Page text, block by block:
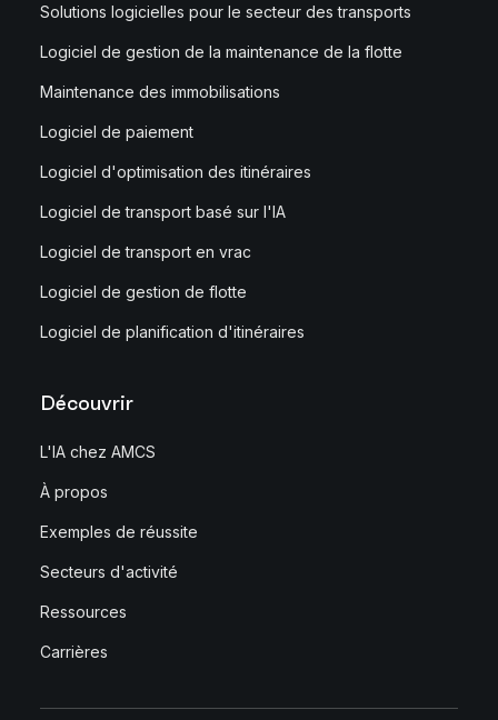
Solutions logicielles pour le secteur des transports
Logiciel de gestion de la maintenance de la flotte
Maintenance des immobilisations
Logiciel de paiement
Logiciel d'optimisation des itinéraires
Logiciel de transport basé sur l'IA
Logiciel de transport en vrac
Logiciel de gestion de flotte
Logiciel de planification d'itinéraires
Découvrir
L'IA chez AMCS
À propos
Exemples de réussite
Secteurs d'activité
Ressources
Carrières